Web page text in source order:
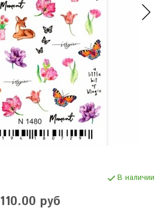
В наличии
110.00 руб